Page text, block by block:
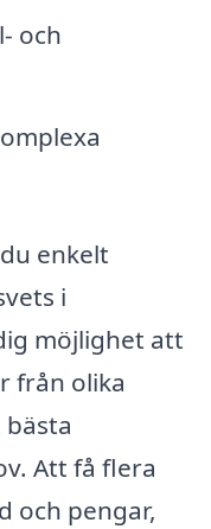
och
enkelt
i
möjlighet att
från olika
Att få flera
och pengar,